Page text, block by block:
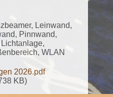
Leinwand,
Pinnwand,
WLAN
2026.pdf
KB)